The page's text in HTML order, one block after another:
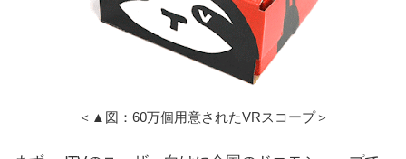
＜▲図：60万個用意されたVRスコープ＞